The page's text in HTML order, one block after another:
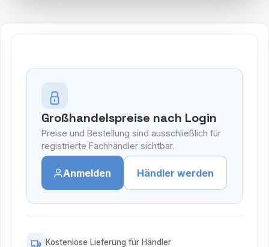
Großhandelspreise nach Login
Preise und Bestellung sind ausschließlich für
registrierte Fachhändler sichtbar.
Anmelden Händler werden
Kostenlose Lieferung für Händler